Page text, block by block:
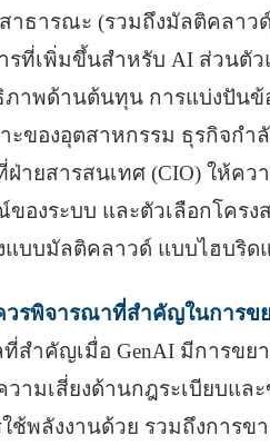
าธารณะ (รวมถึงมัลติคลาว
รที่เพิ่มขึ้นสําหรับ AI ส่วนตั
าพด้านต้นทุน การแบ่งปัน
ของอุตสาหกรรม ธุรกิจกํา
ฝ่ายสารสนเทศ (CIO) ให้
องระบบ และตัวเลือกโคร
บบมัลติคลาวด์ แบบไฮบริด
รพิจารณาที่สําคัญในการข
ที่สําคัญเมื่อ GenAI มีการข
ามเสี่ยงด้านกฎระเบียบแ
พลังงานด้วย รวมถึงการ